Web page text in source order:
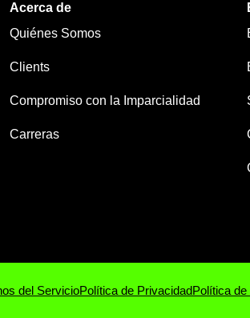
Acerca de
Quiénes Somos
Clients
Compromiso con la Imparcialidad
Carreras
del ServicioPolítica de PrivacidadPolítica